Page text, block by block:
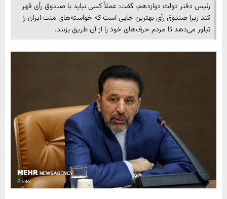
رئیس دفتر دولت دوازدهم، گفت: عملاً کسی نباید با صندوق رأی قهر
کند زیرا صندوق رأی بهترین جایی است که خواسته‌های ملت ایران را
تبلور می‌دهد تا مردم حرف‌های خود را از آن طریق بزنند.